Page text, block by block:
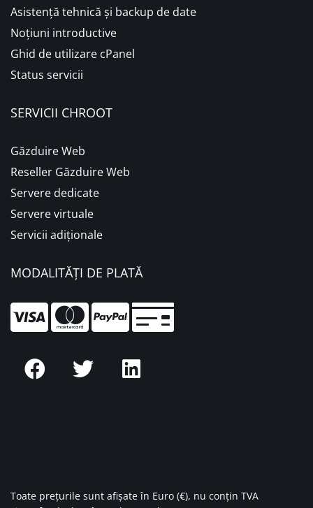
Asistență tehnică și backup de date
Noțiuni introductive
Ghid de utilizare cPanel
Status servicii
SERVICII CHROOT
Găzduire Web
Reseller Găzduire Web
Servere dedicate
Servere virtuale
Servicii adiționale
MODALITĂȚI DE PLATĂ
Toate prețurile sunt afișate în Euro (€), nu conțin TVA